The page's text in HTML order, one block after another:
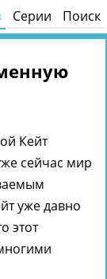
Серии Поиск
Кейт
сейчас мир
уже давно
этот